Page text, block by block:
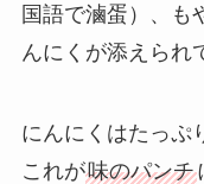
国語で滷蛋）、
も
んにく が添えられ
にんにくはたっぷ
これが味のパンチ